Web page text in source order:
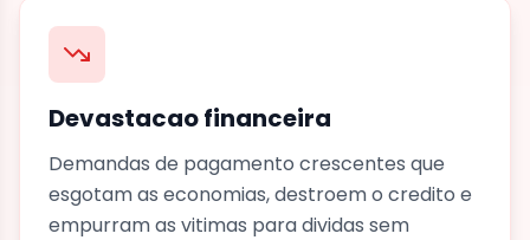
Devastacao financeira
Demandas de pagamento crescentes que
esgotam as economias, destroem o credito e
empurram as vitimas para dividas sem